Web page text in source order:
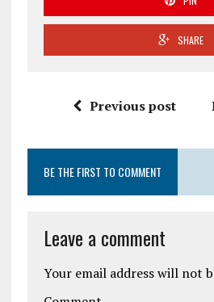
SHARE
Previous post
BE THE FIRST TO COMMENT
Leave a comment
Your email address will not